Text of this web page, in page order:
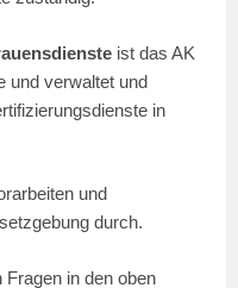
ist das AK
und verwaltet und
in
und
durch.
Fragen in den oben